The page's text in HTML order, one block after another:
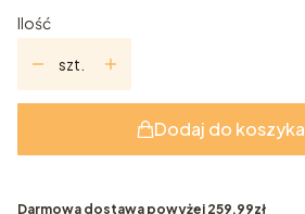
Ilość
szt.
Dodaj do koszyka
Darmowa dostawa powyżej 259,99zł